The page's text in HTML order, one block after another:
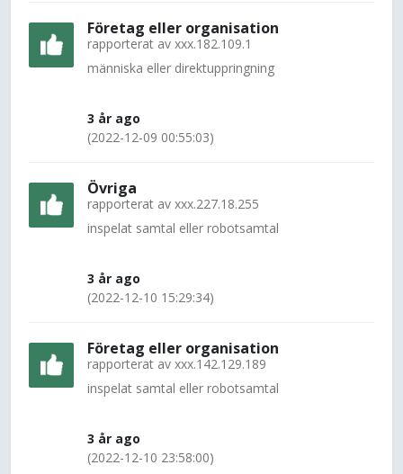
Företag eller organisation
rapporterat av xxx.182.109.1
människa eller direktuppringning
3 år ago
(2022-12-09 00:55:03)
Övriga
rapporterat av xxx.227.18.255
inspelat samtal eller robotsamtal
3 år ago
(2022-12-10 15:29:34)
Företag eller organisation
rapporterat av xxx.142.129.189
inspelat samtal eller robotsamtal
3 år ago
(2022-12-10 23:58:00)